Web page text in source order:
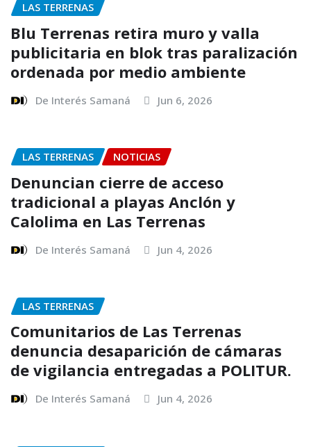
LAS TERRENAS
Blu Terrenas retira muro y valla
publicitaria en blok tras paralización
ordenada por medio ambiente
De Interés Samaná Jun 6, 2026
LAS TERRENAS NOTICIAS
Denuncian cierre de acceso
tradicional a playas Anclón y
Calolima en Las Terrenas
De Interés Samaná Jun 4, 2026
LAS TERRENAS
Comunitarios de Las Terrenas
denuncia desaparición de cámaras
de vigilancia entregadas a POLITUR.
De Interés Samaná Jun 4, 2026